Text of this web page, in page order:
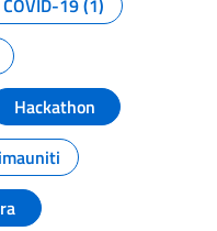
19 (1)
Hackathon